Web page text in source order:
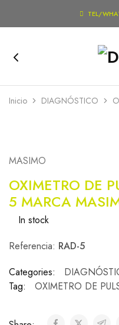
 TEL/
Inicio DIAGNÓSTICO
MASIMO
OXIMETRO DE
5 MARCA
In stock
Referencia: RAD-5
Categories:
Tag:
OXIMETRO DE